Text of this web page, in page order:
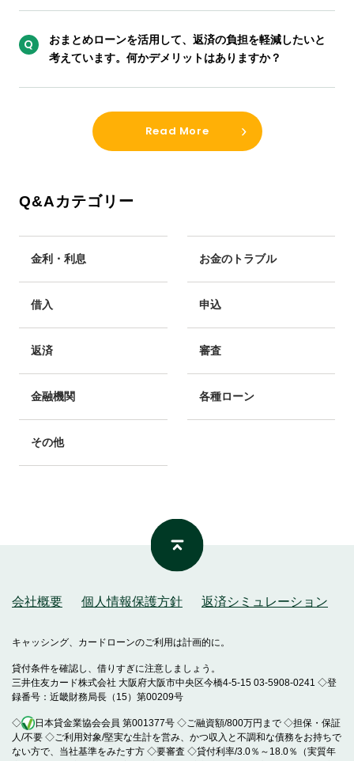
おまとめローンを活用して、返済の負担を軽減したいと
考えています。何かデメリットはありますか？
Read More
Q&Aカテゴリー
金利・利息 お金のトラブル
借入 申込
返済 審査
金融機関 各種ローン
その他
会社概要 個人情報保護方針 返済シミュレーション
キャッシング、カードローンのご利用は計画的に。
貸付条件を確認し、借りすぎに注意しましょう。
三井住友カード株式会社 大阪府大阪市中央区今橋4-5-15 03-5908-0241 ◇登
録番号：近畿財務局長（15）第00209号
◇
日本貸金業協会会員 第001377号 ◇ご融資額/800万円まで ◇担保・保証
人/不要 ◇ご利用対象/堅実な生計を営み、かつ収入と不調和な債務をお持ちで
ない方で、当社基準をみたす方 ◇要審査 ◇貸付利率/3.0％～18.0％（実質年